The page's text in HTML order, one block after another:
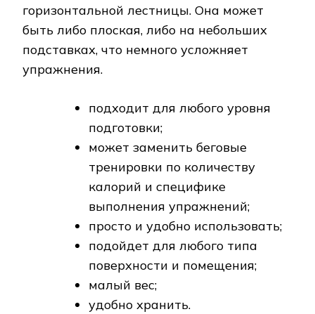
горизонтальной лестницы. Она может
быть либо плоская, либо на небольших
подставках, что немного усложняет
упражнения.
подходит для любого уровня
подготовки;
может заменить беговые
тренировки по количеству
калорий и специфике
выполнения упражнений;
просто и удобно использовать;
подойдет для любого типа
поверхности и помещения;
малый вес;
удобно хранить.